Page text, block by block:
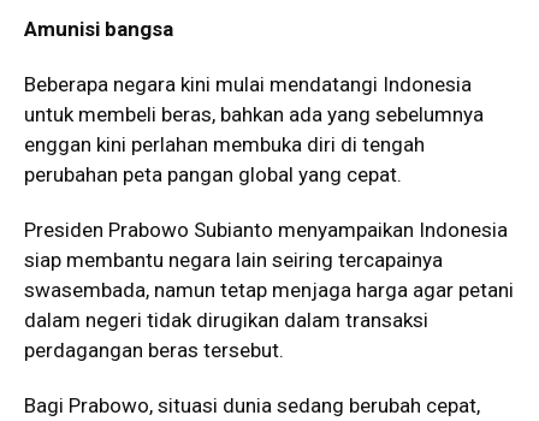
Amunisi bangsa
Beberapa negara kini mulai mendatangi Indonesia
untuk membeli beras, bahkan ada yang sebelumnya
enggan kini perlahan membuka diri di tengah
perubahan peta pangan global yang cepat.
Presiden Prabowo Subianto menyampaikan Indonesia
siap membantu negara lain seiring tercapainya
swasembada, namun tetap menjaga harga agar petani
dalam negeri tidak dirugikan dalam transaksi
perdagangan beras tersebut.
Bagi Prabowo, situasi dunia sedang berubah cepat,